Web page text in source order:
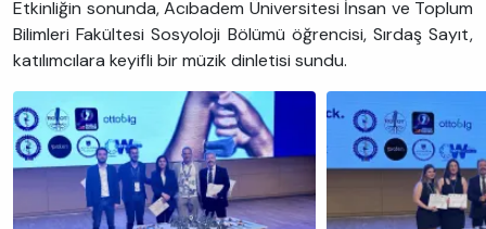
Etkinliğin sonunda, Acıbadem Üniversitesi İnsan ve Toplum
Bilimleri Fakültesi Sosyoloji Bölümü öğrencisi, Sırdaş Sayıt,
katılımcılara keyifli bir müzik dinletisi sundu.